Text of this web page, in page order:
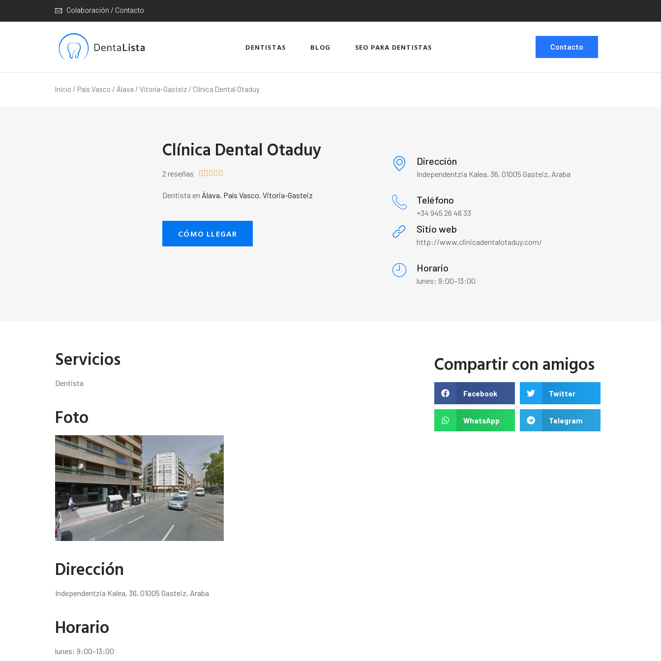
Colaboración / Contacto
DENTISTAS BLOG SEO PARA DENTISTAS Contacto
Inicio / País Vasco / Álava / Vitoria-Gasteiz / Clínica Dental Otaduy
Clínica Dental Otaduy
2 reseñas     
Dentista en Álava, País Vasco,Vitoria-Gasteiz
CÓMO LLEGAR
Dirección
Independentzia Kalea, 36, 01005 Gasteiz, Araba
Teléfono
+34 945 26 46 33
Sitio web
http://www.clinicadentalotaduy.com/
Horario
lunes: 9:00–13:00
Servicios
Dentista
Foto
Dirección
Independentzia Kalea, 36, 01005 Gasteiz, Araba
Horario
lunes: 9:00–13:00
Compartir con amigos
Facebook Twitter
WhatsApp Telegram